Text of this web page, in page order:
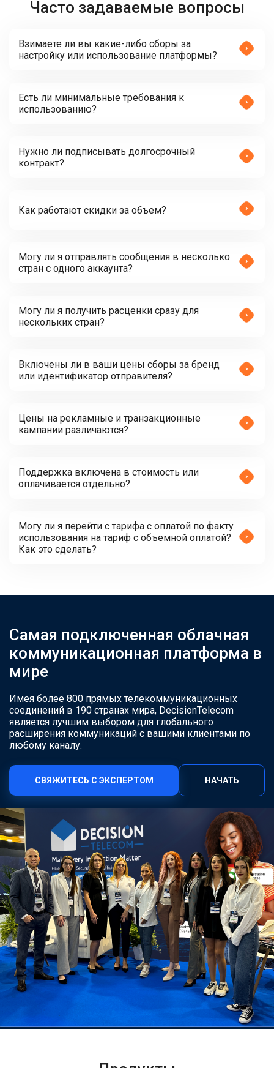
Часто задаваемые вопросы
Взимаете ли вы какие-либо сборы за
настройку или использование платформы?
Есть ли минимальные требования к
использованию?
Нужно ли подписывать долгосрочный
контракт?
Как работают скидки за объем?
Могу ли я отправлять сообщения в несколько
стран с одного аккаунта?
Могу ли я получить расценки сразу для
нескольких стран?
Включены ли в ваши цены сборы за бренд
или идентификатор отправителя?
Цены на рекламные и транзакционные
кампании различаются?
Поддержка включена в стоимость или
оплачивается отдельно?
Могу ли я перейти с тарифа с оплатой по факту
использования на тариф с объемной оплатой?
Как это сделать?
Самая подключенная облачная
коммуникационная платформа в
мире
Имея более 800 прямых телекоммуникационных
соединений в 190 странах мира, DecisionTelecom
является лучшим выбором для глобального
расширения коммуникаций с вашими клиентами по
любому каналу.
СВЯЖИТЕСЬ С ЭКСПЕРТОМ НАЧАТЬ